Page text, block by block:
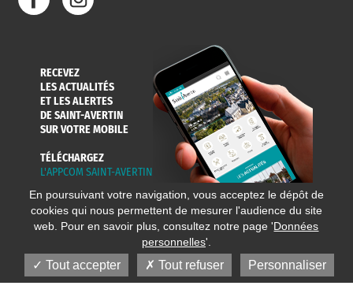
RECEVEZ
LES ACTUALITÉS
ET LES ALERTES
DE SAINT-AVERTIN
SUR VOTRE MOBILE
TÉLÉCHARGEZ
L'APPCOM SAINT-AVERTIN
En poursuivant votre navigation, vous acceptez le dépôt de
cookies qui nous permettent de mesurer l'audience du site
web. Pour en savoir plus, consultez notre page 'Données
personnelles'.
Tout accepter Tout refuser Personnaliser